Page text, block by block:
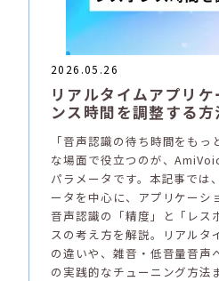
2026.05.26
リアルタイムアプリ
ンス時間を調整する方
「音声認識の待ち時間をも
な場面で役立つのが、
パラメータです。本記事では
ータを中心に、アプリケーシ
音声認識の「精度」と「レス
スの考え方を解説。リアルタ
の違いや、雑音・低音量音声
の実践的なチューニング方法